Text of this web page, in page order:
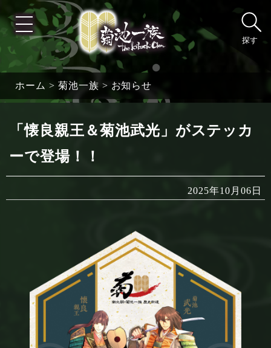
探す
ホーム > 菊池一族 > お知らせ
「懐良親王＆菊池武光」がステッカ
ーで登場！！
2025年10月06日